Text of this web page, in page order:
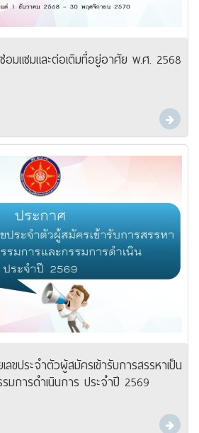
อมแซมและต่อเติมที่อยู่อาศัย พ.ศ. 2568
ลขประจำตัวผู้สมัครเข้ารับการสรรหาเป็น
มการดำเนินการ ประจำปี 2569